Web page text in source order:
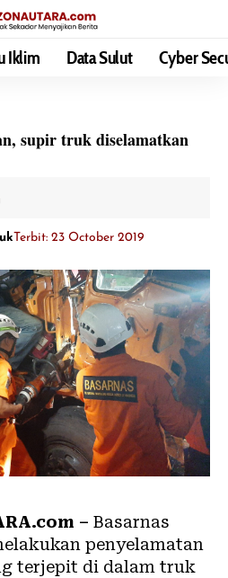
Iklim Data Sulut Cyber
supir truk diselamatkan
Terbit: 23 October 2019
– Basarnas
penyelamatan
terjepit di dalam truk